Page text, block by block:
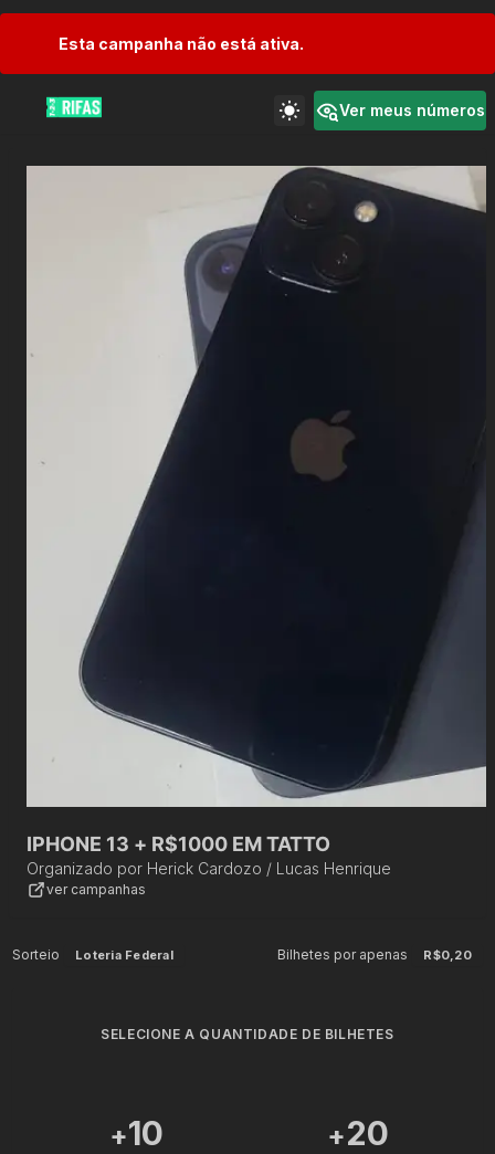
Esta campanha não está ativa.
Ver meus números
IPHONE 13 + R$1000 EM TATTO
Organizado por Herick Cardozo / Lucas Henrique
ver campanhas
Sorteio Loteria Federal Bilhetes por apenas R$0,20
SELECIONE A QUANTIDADE DE BILHETES
+10 +20